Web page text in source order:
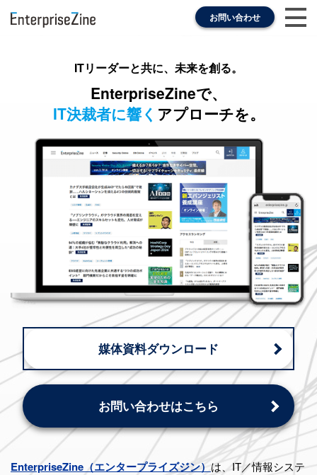
お問い合わせ
ITリーダーと共に、未来を創る。
EnterpriseZineで、
IT決裁者に響く アプローチを。
媒体資料ダウンロード
お問い合わせはこちら
EnterpriseZine（エンタープライズジン） は、IT／情報システ